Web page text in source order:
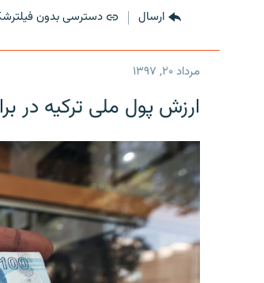
ارسال دسترسی بدون
مرداد ۲۰, ۱۳۹۷
ارزش پول ملی ترکیه در برابر دلار